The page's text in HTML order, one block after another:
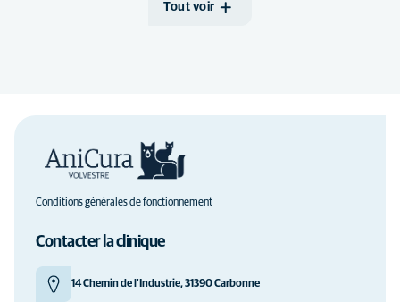
Tout voir
Conditions générales de fonctionnement
Contacter la clinique
14 Chemin de l'Industrie, 31390 Carbonne